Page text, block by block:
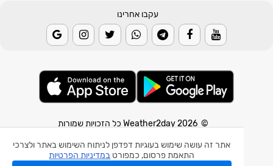
אתר זה עושה שימוש בעוגיות דפדפן לניתוח השימוש באתר ולצרכי
התאמת פרסום, כמפורט במדיניות הפרטיות
עקבו אחרינו
© 2026 Weather2day כל הזכויות שמורות
אפליקצית מזג אוויר
אפליקצית רעידת אדמה